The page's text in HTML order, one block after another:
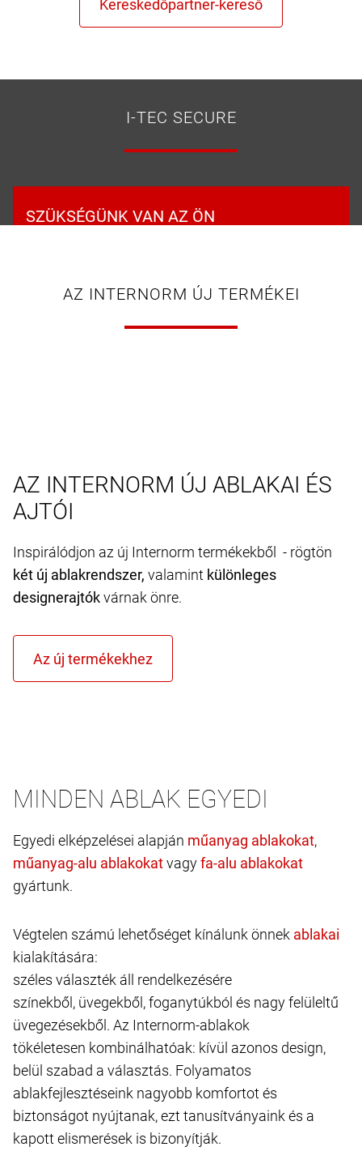
I-TEC SECURE
SZÜKSÉGÜNK VAN AZ ÖN
A YouTube lejátszót tartalmak beágyazására
Cookie-k elfogadása és folytatás
AZ INTERNORM ÚJ TERMÉKEI
AZ INTERNORM ÚJ ABLAKAI ÉS
AJTÓI
Inspirálódjon az új Internorm termékekből - rögtön
két új ablakrendszer, valamint különleges
designerajtókvárnak önre.
MINDEN ABLAK EGYEDI
Egyedi elképzelései alapján
,
vagy
gyártunk.
Végtelen számú lehetőséget kínálunk önnek
kialakítására:
széles választék áll rendelkezésére
színekből, üvegekből, foganytúkból és nagy felüleltű
üvegezésekből. Az Internorm-ablakok
tökéletesen kombinálhatóak: kívül azonos design,
belül szabad a választás. Folyamatos
ablakfejlesztéseink nagyobb komfortot és
biztonságot nyújtanak, ezt tanusítványaink és a
kapott elismerések is bizonyítják.